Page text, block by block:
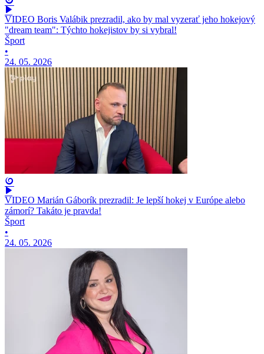
VIDEO Boris Valábik prezradil, ako by mal vyzerať jeho hokejový
"dream team": Týchto hokejistov by si vybral!
Šport
•
24. 05. 2026
VIDEO Marián Gáborík prezradil: Je lepší hokej v Európe alebo
zámorí? Takáto je pravda!
Šport
•
24. 05. 2026